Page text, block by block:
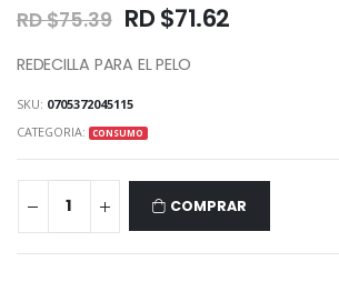
RD $75.39 RD $71.62
REDECILLA PARA EL PELO
SKU: 0705372045115
CATEGORIA: CONSUMO
COMPRAR